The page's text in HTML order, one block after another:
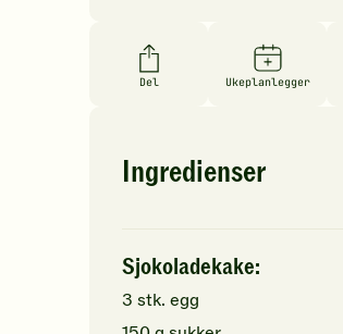
oppskriften.
Del Ukeplanlegger
Ingredienser
Sjokoladekake:
3 stk. egg